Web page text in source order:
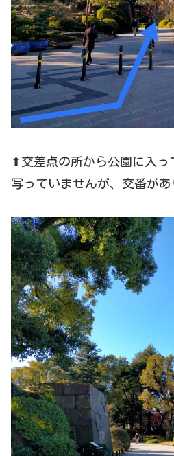
⬆交差点の所から公園に入っ
写っていませんが、交番があ